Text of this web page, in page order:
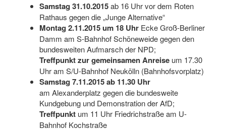
Samstag 31.10.2015ab 16 Uhr vor dem Roten
Rathaus gegen die „Junge Alternative“
Montag 2.11.2015 um 18 UhrEcke Groß-Berliner
Damm am S-Bahnhof Schöneweide gegen den
bundesweiten Aufmarsch der NPD;
Treffpunkt zur gemeinsamen Anreiseum 17.30
Uhr am S/U-Bahnhof Neukölln (Bahnhofsvorplatz)
Samstag 7.11.2015 ab 11.30 Uhr
am Alexanderplatz gegen die bundesweite
Kundgebung und Demonstration der AfD;
Treffpunktum 11 Uhr Friedrichstraße am U-
Bahnhof Kochstraße